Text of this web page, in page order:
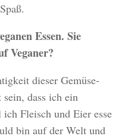
Essen. Sie
Veganer?
dieser Gemüse-
dass ich ein
Fleisch und Eier esse
bin auf der Welt und